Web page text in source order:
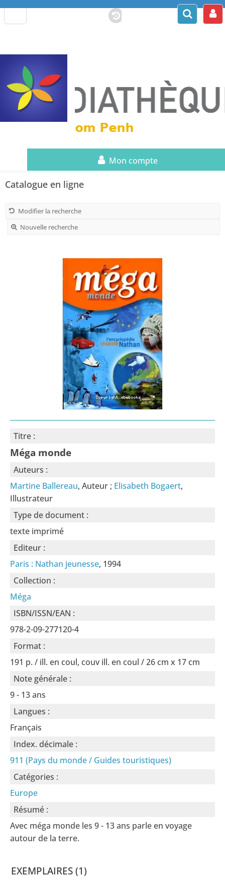
Mon compte
Catalogue en ligne
Modifier la recherche
Nouvelle recherche
Titre :
Méga monde
Auteurs :
Martine Ballereau, Auteur ; Elisabeth Bogaert,
Illustrateur
Type de document :
texte imprimé
Editeur :
Paris : Nathan jeunesse, 1994
Collection :
Méga
ISBN/ISSN/EAN :
978-2-09-277120-4
Format :
191 p. / ill. en coul, couv ill. en coul / 26 cm x 17 cm
Note générale :
9 - 13 ans
Langues :
Français
Index. décimale :
911 (Pays du monde / Guides touristiques)
Catégories :
Europe
Résumé :
Avec méga monde les 9 - 13 ans parle en voyage
autour de la terre.
EXEMPLAIRES (1)